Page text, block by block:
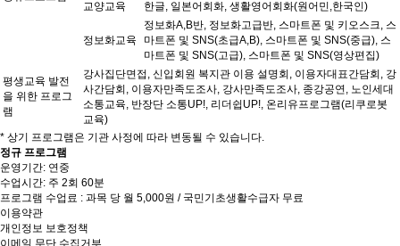
교양교육
한글, 일본어회화, 생활영어회화(원어민,한국인)
정보화교육
정보화A,B반, 정보화고급반, 스마트폰 및 키오스크, 스
마트폰 및 SNS(초급A,B), 스마트폰 및 SNS(중급), 스
마트폰 및 SNS(고급), 스마트폰 및 SNS(영상편집)
평생교육 발전
을 위한 프로그
램
강사집단면접, 신입회원 복지관 이용 설명회, 이용자대표간담회, 강
사간담회, 이용자만족도조사, 강사만족도조사, 종강공연, 노인세대
소통교육, 반장단 소통UP!, 리더쉽UP!, 온리유프로그램(리쿠로봇
교육)
* 상기 프로그램은 기관 사정에 따라 변동될 수 있습니다.
정규 프로그램
운영기간: 연중
수업시간: 주 2회 60분
프로그램 수업료 : 과목 당 월 5,000원 / 국민기초생활수급자 무료
이용약관
개인정보 보호정책